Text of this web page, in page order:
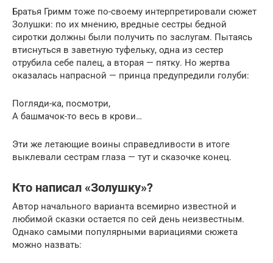
Братья Гримм тоже по-своему интерпретировали сюжет
Золушки: по их мнению, вредные сестры бедной
сиротки должны были получить по заслугам. Пытаясь
втиснуться в заветную туфельку, одна из сестер
отрубила себе палец, а вторая — пятку. Но жертва
оказалась напрасной — принца предупредили голуби:
Погляди-ка, посмотри,
А башмачок-то весь в крови…
Эти же летающие воины справедливости в итоге
выклевали сестрам глаза — тут и сказочке конец.
Кто написал «Золушку»?
Автор начального варианта всемирно известной и
любимой сказки остается по сей день неизвестным.
Однако самыми популярными вариациями сюжета
можно назвать: